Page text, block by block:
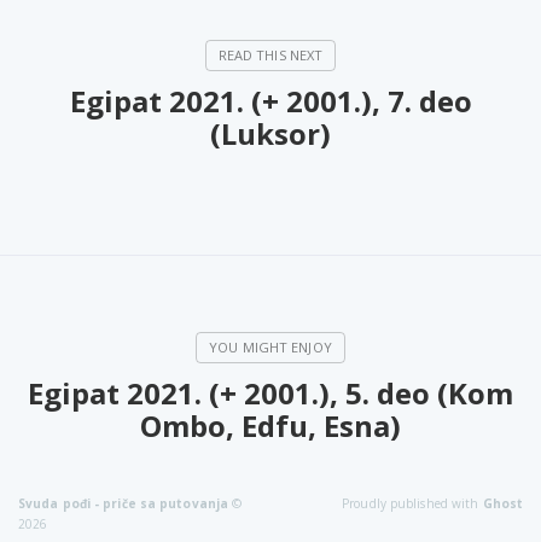
Egipat 2021. (+ 2001.), 7. deo
(Luksor)
Egipat 2021. (+ 2001.), 5. deo (Kom
Ombo, Edfu, Esna)
Svuda pođi - priče sa putovanja ©
2026
Proudly published with Ghost